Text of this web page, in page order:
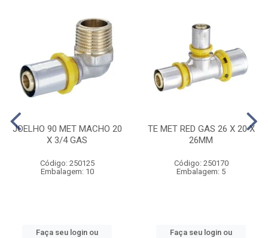
JOELHO 90 MET MACHO 20
X 3/4 GAS
Código: 250125
Embalagem: 10
Faça seu login ou
TE MET RED GAS 26 X 20 X
26MM
Código: 250170
Embalagem: 5
Faça seu login ou